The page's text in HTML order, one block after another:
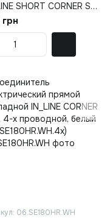
SHORT CORNER S
(06.SS90HR.WH)
06.SE180HR.WH